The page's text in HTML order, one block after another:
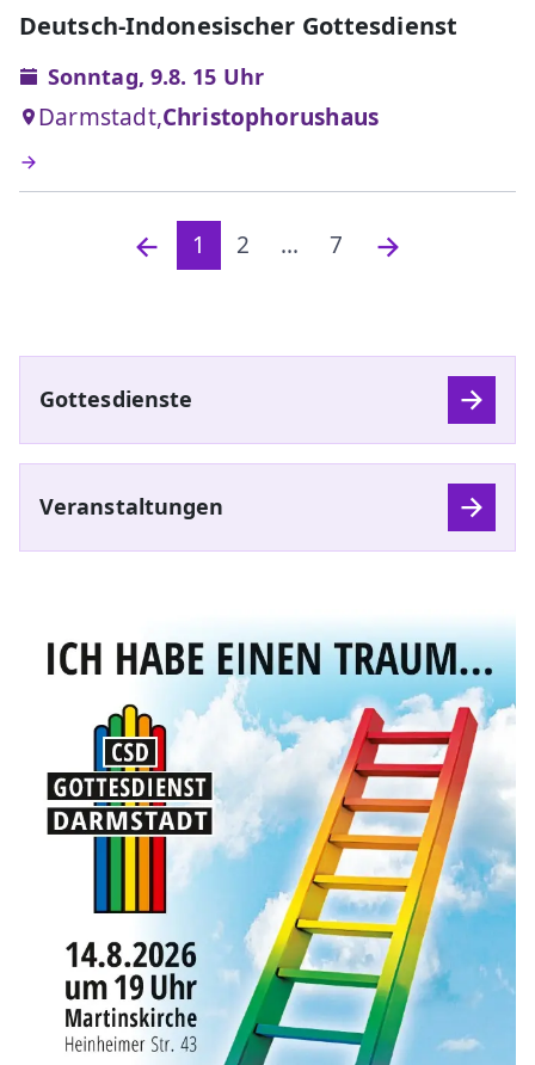
Deutsch-Indonesischer Gottesdienst
Sonntag, 9.8. 15 Uhr
Darmstadt,Christophorushaus
1 2 ... 7
Gottesdienste
Veranstaltungen